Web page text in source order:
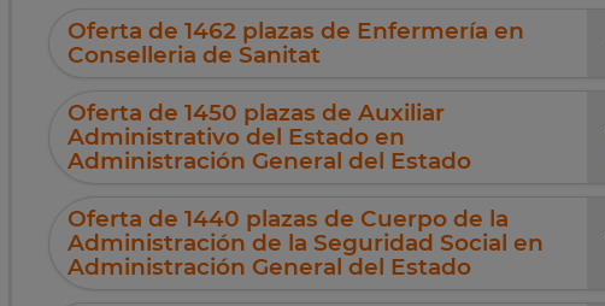
Oferta de 1462 plazas de Enfermería en
Conselleria de Sanitat
Oferta de 1450 plazas de Auxiliar
Administrativo del Estado en
Administración General del Estado
Oferta de 1440 plazas de Cuerpo de la
Administración de la Seguridad Social en
Administración General del Estado